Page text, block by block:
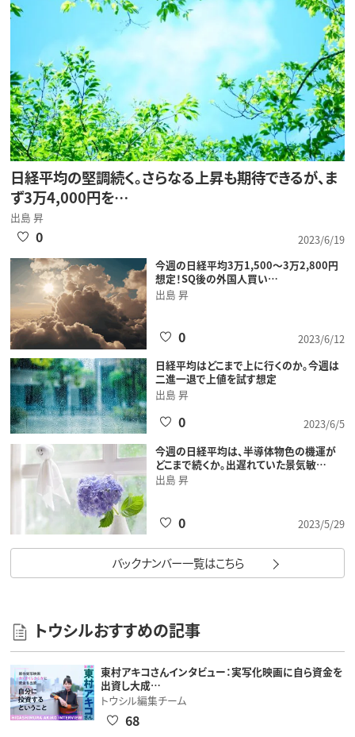
日経平均の堅調続く。さらなる上昇も期待できるが、ま
ず3万4,000円を…
出島 昇
2023/6/19
0
今週の日経平均3万1,500～3万2,800円
想定！SQ後の外国人買い…
出島 昇
2023/6/12
0
日経平均はどこまで上に行くのか。今週は
二進一退で上値を試す想定
出島 昇
2023/6/5
0
今週の日経平均は、半導体物色の機運が
どこまで続くか。出遅れていた景気敏…
出島 昇
2023/5/29
0
バックナンバー一覧はこちら
トウシルおすすめの記事
東村アキコさんインタビュー：実写化映画に自ら資金を
出資し大成…
トウシル編集チーム
68